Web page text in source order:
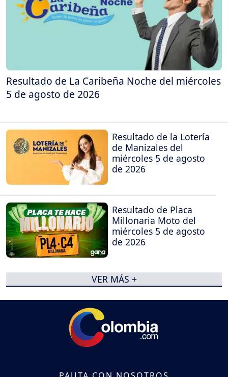
Resultado de La Caribeña Noche del miércoles
5 de agosto de 2026
Resultado de la Lotería
de Manizales del
miércoles 5 de agosto
de 2026
Resultado de Placa
Millonaria Moto del
miércoles 5 de agosto
de 2026
VER MÁS +